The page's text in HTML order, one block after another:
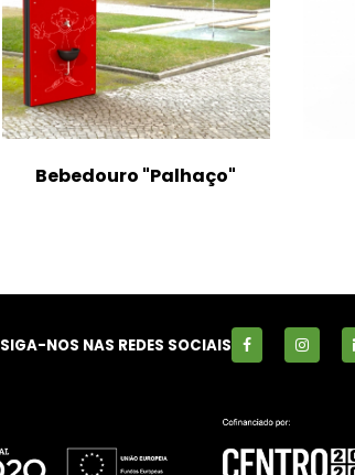
Bebedouro "Palhaço"
SIGA-NOS NAS REDES SOCIAIS